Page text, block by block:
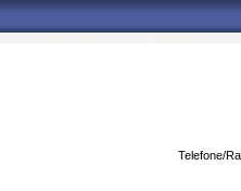
Telefone/